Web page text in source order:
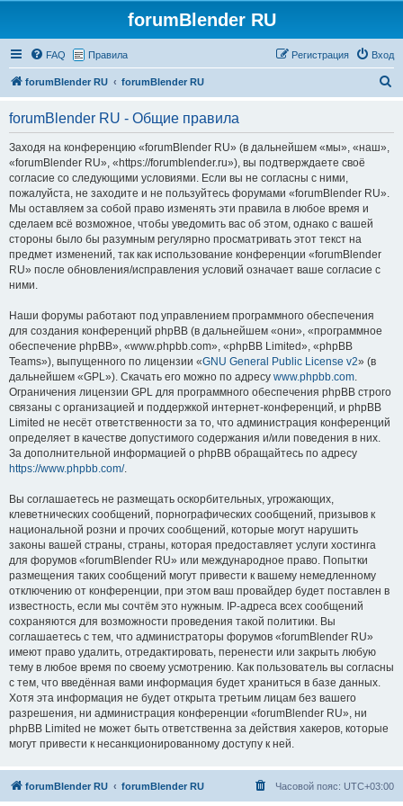
forumBlender RU
FAQ Правила Вход
Регистрация
forumBlender RU forumBlender RU
forumBlender RU - Общие правила
Заходя на конференцию «forumBlender RU» (в дальнейшем «мы», «наш»,
«forumBlender RU», «https://forumblender.ru»), вы подтверждаете своё
согласие со следующими условиями. Если вы не согласны с ними,
пожалуйста, не заходите и не пользуйтесь форумами «forumBlender RU».
Мы оставляем за собой право изменять эти правила в любое время и
сделаем всё возможное, чтобы уведомить вас об этом, однако с вашей
стороны было бы разумным регулярно просматривать этот текст на
предмет изменений, так как использование конференции «forumBlender
RU» после обновления/исправления условий означает ваше согласие с
ними.
Наши форумы работают под управлением программного обеспечения
для создания конференций phpBB (в дальнейшем «они», «программное
обеспечение phpBB», «www.phpbb.com», «phpBB Limited», «phpBB
Teams»), выпущенного по лицензии «GNU General Public License v2» (в
дальнейшем «GPL»). Скачать его можно по адресу www.phpbb.com.
Ограничения лицензии GPL для программного обеспечения phpBB строго
связаны с организацией и поддержкой интернет-конференций, и phpBB
Limited не несёт ответственности за то, что администрация конференций
определяет в качестве допустимого содержания и/или поведения в них.
За дополнительной информацией о phpBB обращайтесь по адресу
https://www.phpbb.com/.
Вы соглашаетесь не размещать оскорбительных, угрожающих,
клеветнических сообщений, порнографических сообщений, призывов к
национальной розни и прочих сообщений, которые могут нарушить
законы вашей страны, страны, которая предоставляет услуги хостинга
для форумов «forumBlender RU» или международное право. Попытки
размещения таких сообщений могут привести к вашему немедленному
отключению от конференции, при этом ваш провайдер будет поставлен в
известность, если мы сочтём это нужным. IP-адреса всех сообщений
сохраняются для возможности проведения такой политики. Вы
соглашаетесь с тем, что администраторы форумов «forumBlender RU»
имеют право удалить, отредактировать, перенести или закрыть любую
тему в любое время по своему усмотрению. Как пользователь вы согласны
с тем, что введённая вами информация будет храниться в базе данных.
Хотя эта информация не будет открыта третьим лицам без вашего
разрешения, ни администрация конференции «forumBlender RU», ни
phpBB Limited не может быть ответственна за действия хакеров, которые
могут привести к несанкционированному доступу к ней.
forumBlender RU forumBlender RU Часовой пояс: UTC+03:00